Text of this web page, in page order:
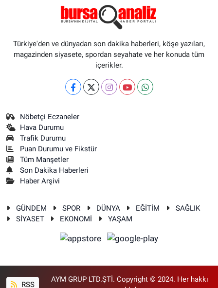
Türkiye'den ve dünyadan son dakika haberleri, köşe yazıları,
magazinden siyasete, spordan seyahate ve her konuda tüm
içerikler.
Nöbetçi Eczaneler
Hava Durumu
Trafik Durumu
Puan Durumu ve Fikstür
Tüm Manşetler
Son Dakika Haberleri
Haber Arşivi
GÜNDEM SPOR DÜNYA EĞİTİM
SAĞLIK
SİYASET
EKONOMİ YAŞAM
RSS
AYM GRUP LTD.ŞTİ. Copyright © 2024. Her hakkı